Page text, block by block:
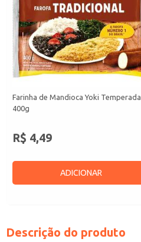
Farinha de Mandioca Yoki Temperada
400g
R$ 4,49
ADICIONAR
Descrição do produto